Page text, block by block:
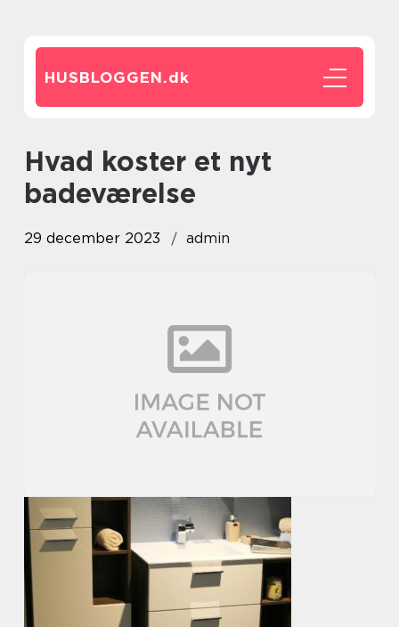
HUSBLOGGEN.dk
hvad koster et nyt
badeværelse
29 december 2023 admin